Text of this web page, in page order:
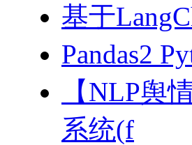
基于
Pandas2
【NLP舆
系统(f